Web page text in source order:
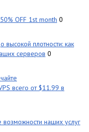
OFF 1st month 0
высокой плотности: как
серверов 0
всего от $11.99 в
возможности наших услуг